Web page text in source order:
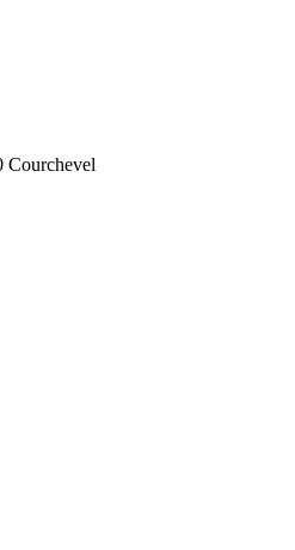
Courchevel